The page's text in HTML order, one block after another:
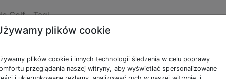
Golf Tagi
dwie liczby w C.
plików cookie
plików cookie i innych technologii śledzenia w celu poprawy
przeglądania naszej witryny, aby wyświetlać spersonalizowane